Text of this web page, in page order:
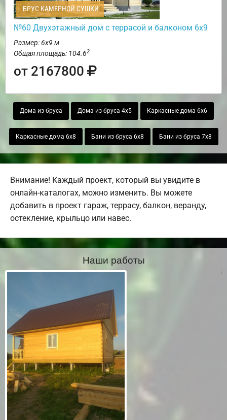
БРУС КАМЕРНОЙ СУШКИ
№60 Двухэтажный дом с террасой и балконом 6х9
Размер: 6х9 м
Общая площадь: 104.62
от 2167800
Дома из бруса Дома из бруса 4х5 Каркасные дома 6х6
Каркасные дома 6х8 Бани из бруса 6х8 Бани из бруса 7х8
Внимание! Каждый проект, который вы увидите в
онлайн-каталогах, можно изменить. Вы можете
добавить в проект гараж, террасу, балкон, веранду,
остекление, крыльцо или навес.
Наши работы